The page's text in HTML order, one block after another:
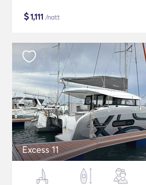
$1,111 /natt
Excess 11